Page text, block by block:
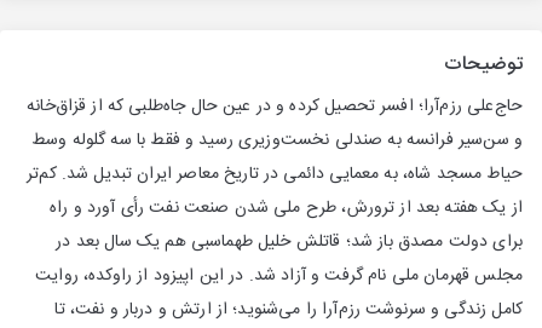
توضیحات
حاج‌علی رزم‌آرا؛ افسر تحصیل کرده و در عین حال جاه‌طلبی که از قزاق‌خانه
و سن‌سیر فرانسه به صندلی نخست‌وزیری رسید و فقط با سه گلوله وسط
حیاط مسجد شاه، به معمایی دائمی در تاریخ معاصر ایران تبدیل شد. کم‌تر
از یک هفته بعد از ترورش، طرح ملی شدن صنعت نفت رأی آورد و راه
برای دولت مصدق باز شد؛ قاتلش خلیل طهماسبی هم یک سال بعد در
مجلس قهرمان ملی نام گرفت و آزاد شد. در این اپیزود از راوکده، روایت
کامل زندگی و سرنوشت رزم‌آرا را می‌شنوید؛ از ارتش و دربار و نفت، تا